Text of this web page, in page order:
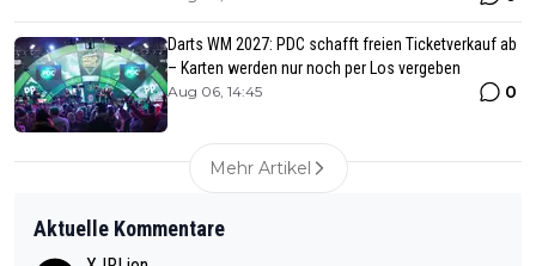
Darts WM 2027: PDC schafft freien Ticketverkauf ab
– Karten werden nur noch per Los vergeben
Aug 06, 14:45 0
Mehr Artikel
Aktuelle Kommentare